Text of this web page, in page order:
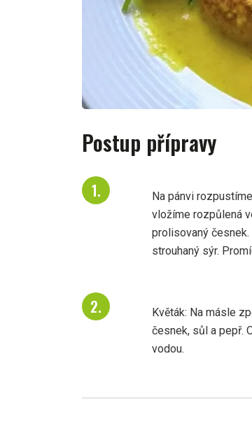
Postup přípravy
Na pánvi
vložíme rozpůlená
prolisovaný
strouhaný sýr.
Květák: Na másle
česnek, sůl a pepř.
vodou.